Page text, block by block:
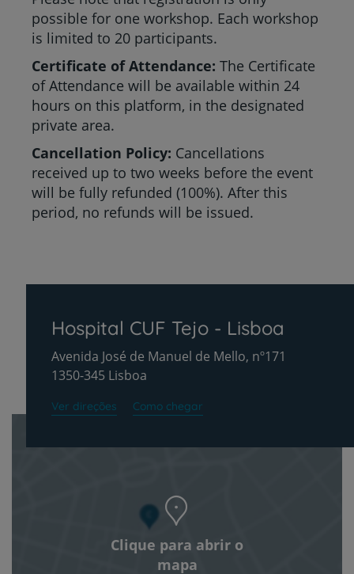
possible for one workshop. Each workshop
is limited to 20 participants.
Certificate of Attendance: The Certificate
of Attendance will be available within 24
hours on this platform, in the designated
private area.
Cancellation Policy: Cancellations
received up to two weeks before the event
will be fully refunded (100%). After this
period, no refunds will be issued.
Hospital CUF Tejo - Lisboa
Avenida José de Manuel de Mello, nº171
1350-345 Lisboa
Ver direções Como chegar
Clique para abrir o
mapa